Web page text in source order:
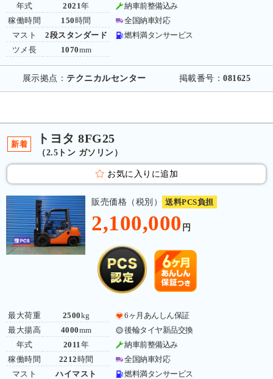
年式
稼働時間
マスト
ツメ長
2021年
150 時間
2段スタンダード
1070mm
納車前整備込み
全国納車対応
燃料満タンサービス
展示拠点： テクニカルセンター 掲載番号：081625
新着 トヨタ 8FG25
（2.5トン ガソリン）
お気に入りに追加
販売価格（税別） 送料PCS負担
2,100,000 円
最大荷重
最大揚高
年式
稼働時間
マスト
2500kg
4000mm
2011 年
2212 時間
ハイマスト
6ヶ月あんしん保証
後輪タイヤ新品交換
納車前整備込み
全国納車対応
燃料満タンサービス